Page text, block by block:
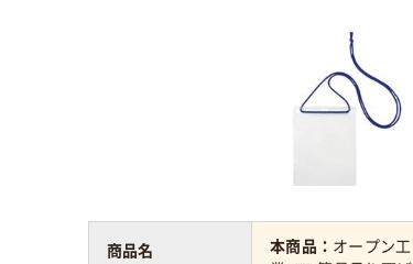
本商品： オープン工
商品名